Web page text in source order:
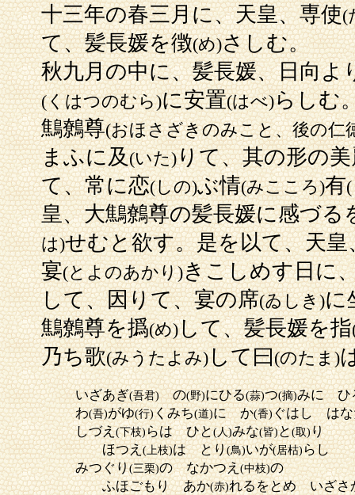
十三年の春三月に、天皇、専使(
て、髪長媛を徴(め)さしむ。
秋九月の中に、髪長媛、日向よ
(くはつのむら)に安置(はべ)らしむ
鷦鷯尊(おほさざきのみこと、後の仁
まふに及(いた)りて、其の形の美
て、常に恋(しの)ぶ情(みこころ)有(
皇、大鷦鷯尊の髪長媛に感づる
は)せむと欲す。是を以て、天皇
宴(とよのあかり)きこしめす日に
して、因りて、宴の席(ゐしき)に
鷦鷯尊を撝(め)して、髪長媛を指
乃ち歌(みうたよみ)して曰(のたま)
いざあぎ(吾君)の(野)にひる(蒜)つ(摘)みに ひ
わ(吾)がゆ(行)くみち(道)に か(香)ぐはし はな
しづえ(下枝)らは ひと(人)みな(皆)と(取)り
ほつえ(上枝)は とり(鳥)いが(居枯)らし
みつぐり(三栗)の なかつえ(中枝)の
ふほごもり あか(赤)れるをとめ いざさ